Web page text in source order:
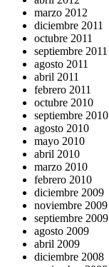
marzo 2012
diciembre 2011
octubre 2011
septiembre 2011
agosto 2011
abril 2011
febrero 2011
octubre 2010
septiembre 2010
agosto 2010
mayo 2010
abril 2010
marzo 2010
febrero 2010
diciembre 2009
noviembre 2009
septiembre 2009
agosto 2009
abril 2009
diciembre 2008